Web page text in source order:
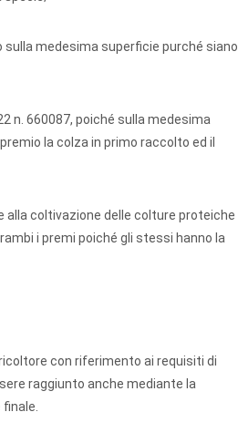
medesima superficie purché siano
n. 660087, poiché sulla medesima
la colza in primo raccolto ed il
alla coltivazione delle colture proteiche
i premi poiché gli stessi hanno la
con riferimento ai requisiti di
raggiunto anche mediante la